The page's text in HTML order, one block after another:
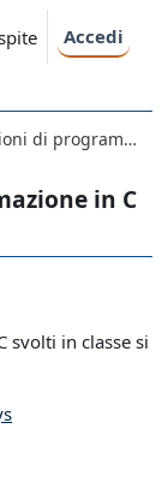
Accedi
Esercitazioni di programmazione in C
in C
svolti in classe si